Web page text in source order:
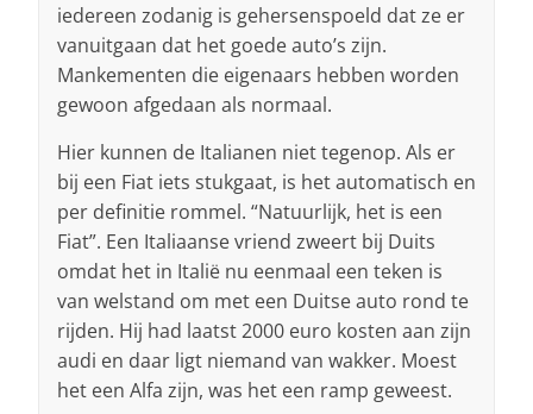
iedereen zodanig is gehersenspoeld dat ze er
vanuitgaan dat het goede auto’s zijn.
Mankementen die eigenaars hebben worden
gewoon afgedaan als normaal.
Hier kunnen de Italianen niet tegenop. Als er
bij een Fiat iets stukgaat, is het automatisch en
per definitie rommel. “Natuurlijk, het is een
Fiat”. Een Italiaanse vriend zweert bij Duits
omdat het in Italië nu eenmaal een teken is
van welstand om met een Duitse auto rond te
rijden. Hij had laatst 2000 euro kosten aan zijn
audi en daar ligt niemand van wakker. Moest
het een Alfa zijn, was het een ramp geweest.